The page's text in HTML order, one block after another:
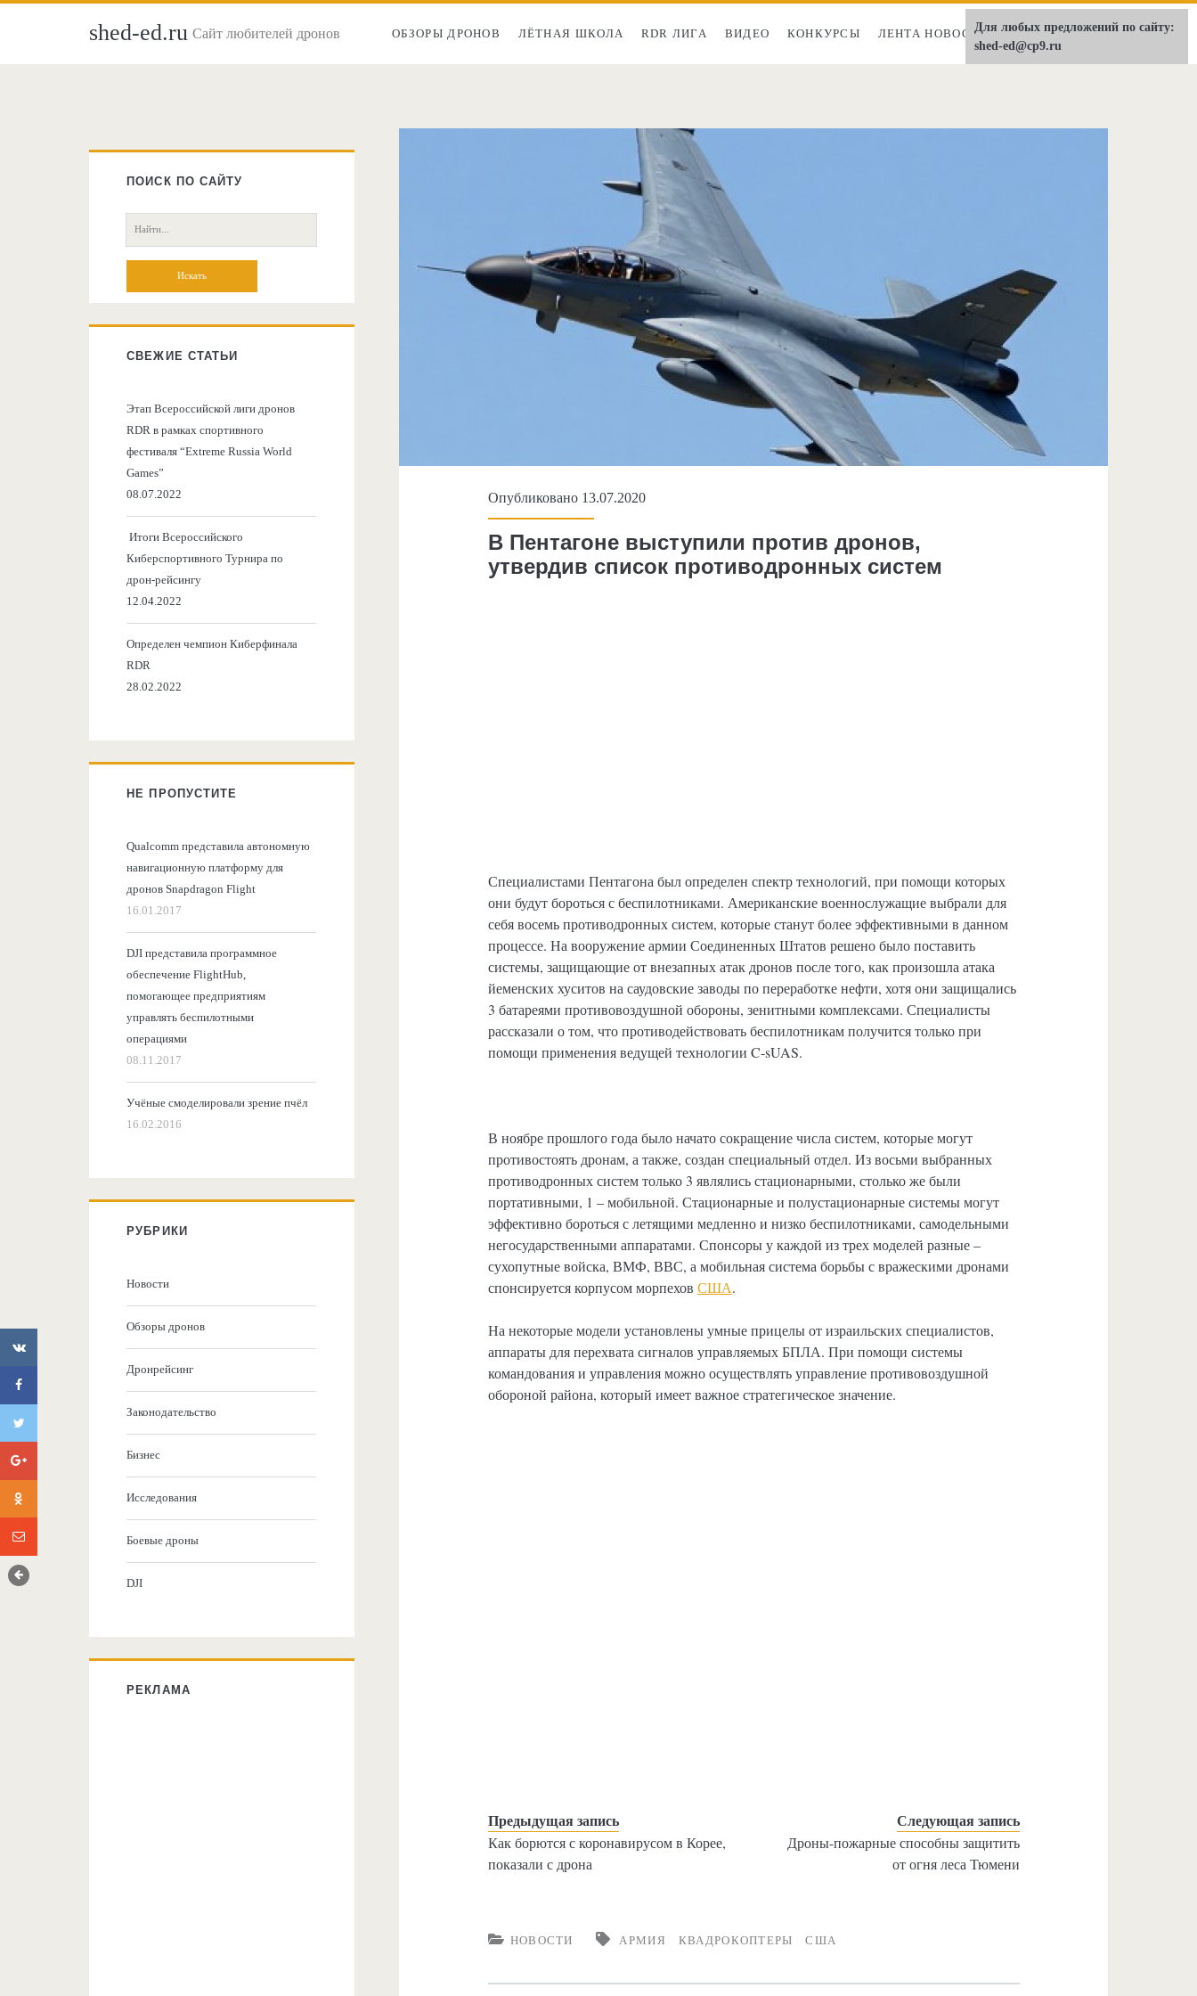
shed-ed.ru Сайт любителей дронов ОБЗОРЫ ДРОНОВ ЛЁТНАЯ ШКОЛА RDR ЛИГА ВИДЕО КОНКУРСЫ ЛЕНТА НОВОСТЕЙ О НАС
Опубликовано 13.07.2020
В Пентагоне выступили против дронов,
утвердив список противодронных систем
Специалистами Пентагона был определен спектр технологий, при помощи которых
они будут бороться с беспилотниками. Американские военнослужащие выбрали для
себя восемь противодронных систем, которые станут более эффективными в данном
процессе. На вооружение армии Соединенных Штатов решено было поставить
системы, защищающие от внезапных атак дронов после того, как произошла атака
йеменских хуситов на саудовские заводы по переработке нефти, хотя они защищались
3 батареями противовоздушной обороны, зенитными комплексами. Специалисты
рассказали о том, что противодействовать беспилотникам получится только при
помощи применения ведущей технологии C-sUAS.
В ноябре прошлого года было начато сокращение числа систем, которые могут
противостоять дронам, а также, создан специальный отдел. Из восьми выбранных
противодронных систем только 3 являлись стационарными, столько же были
портативными, 1 – мобильной. Стационарные и полустационарные системы могут
эффективно бороться с летящими медленно и низко беспилотниками, самодельными
негосударственными аппаратами. Спонсоры у каждой из трех моделей разные –
сухопутные войска, ВМФ, ВВС, а мобильная система борьбы с вражескими дронами
спонсируется корпусом морпехов США.
На некоторые модели установлены умные прицелы от израильских специалистов,
аппараты для перехвата сигналов управляемых БПЛА. При помощи системы
командования и управления можно осуществлять управление противовоздушной
обороной района, который имеет важное стратегическое значение.
Предыдущая запись
Как борются с коронавирусом в Корее,
показали с дрона
Следующая запись
Дроны-пожарные способны защитить
от огня леса Тюмени
НОВОСТИ АРМИЯ КВАДРОКОПТЕРЫ США
Главная
боковая
колонка
ПОИСК ПО САЙТУ
Поиск:
СВЕЖИЕ СТАТЬИ
Этап Всероссийской лиги дронов
RDR в рамках спортивного
фестиваля “Extreme Russia World
Games”
08.07.2022
Итоги Всероссийского
Киберспортивного Турнира по
дрон-рейсингу
12.04.2022
Определен чемпион Киберфинала
RDR
28.02.2022
НЕ ПРОПУСТИТЕ
Qualcomm представила автономную
навигационную платформу для
дронов Snapdragon Flight
16.01.2017
DJI представила программное
обеспечение FlightHub,
помогающее предприятиям
управлять беспилотными
операциями
08.11.2017
Учёные смоделировали зрение пчёл
16.02.2016
РУБРИКИ
Новости
Обзоры дронов
Дронрейсинг
Законодательство
Бизнес
Исследования
Боевые дроны
DJI
РЕКЛАМА
Для любых предложений по сайту:
shed-ed@cp9.ru